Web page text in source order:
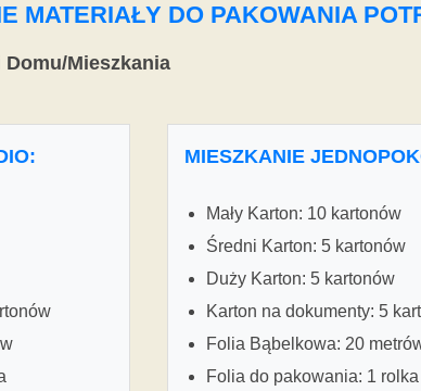
MATERIAŁY DO PAKOWANIA
Domu/Mieszkania
MIESZKANIE
Mały Karton: 10 kartonów
Średni Karton: 5 kartonów
Duży Karton: 5 kartonów
Karton na dokumenty: 5
Folia Bąbelkowa: 20
Folia do pakowania: 1 rolka